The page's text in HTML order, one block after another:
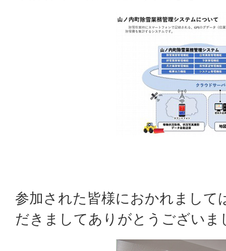
参加された皆様におかれまして
だきましてありがとうございま